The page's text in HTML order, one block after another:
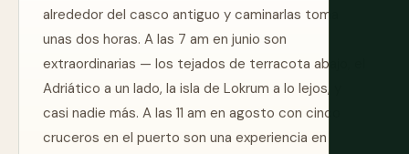
alrededor del casco antiguo y caminarlas toma
unas dos horas. A las 7 am en junio son
extraordinarias — los tejados de terracota abajo, el
Adriático a un lado, la isla de Lokrum a lo lejos, y
casi nadie más. A las 11 am en agosto con cinco
cruceros en el puerto son una experiencia en